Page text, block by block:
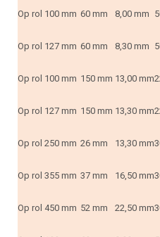
Op rol 100 mm 60 mm 8,00 mm
Op rol 127 mm 60 mm 8,30 mm
Op rol 100 mm 150 mm 13,00 mm
Op rol 127 mm 150 mm 13,30 mm
Op rol 250 mm 26 mm 13,30 mm
Op rol 355 mm 37 mm 16,50 mm
Op rol 450 mm 52 mm 22,50 mm